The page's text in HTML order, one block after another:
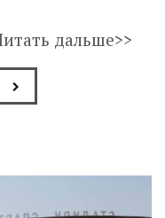
дальше>>